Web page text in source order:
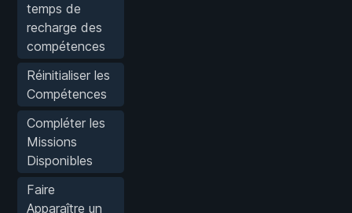
temps de
recharge des
compétences
Réinitialiser les
Compétences
Compléter les
Missions
Disponibles
Faire
Apparaître un